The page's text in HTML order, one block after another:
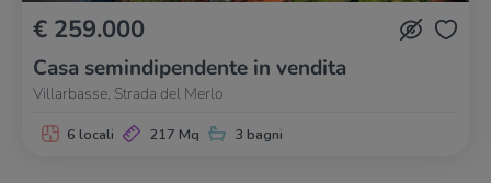
€ 259.000
Casa semindipendente in vendita
Villarbasse, Strada del Merlo
6 locali 217 Mq 3 bagni